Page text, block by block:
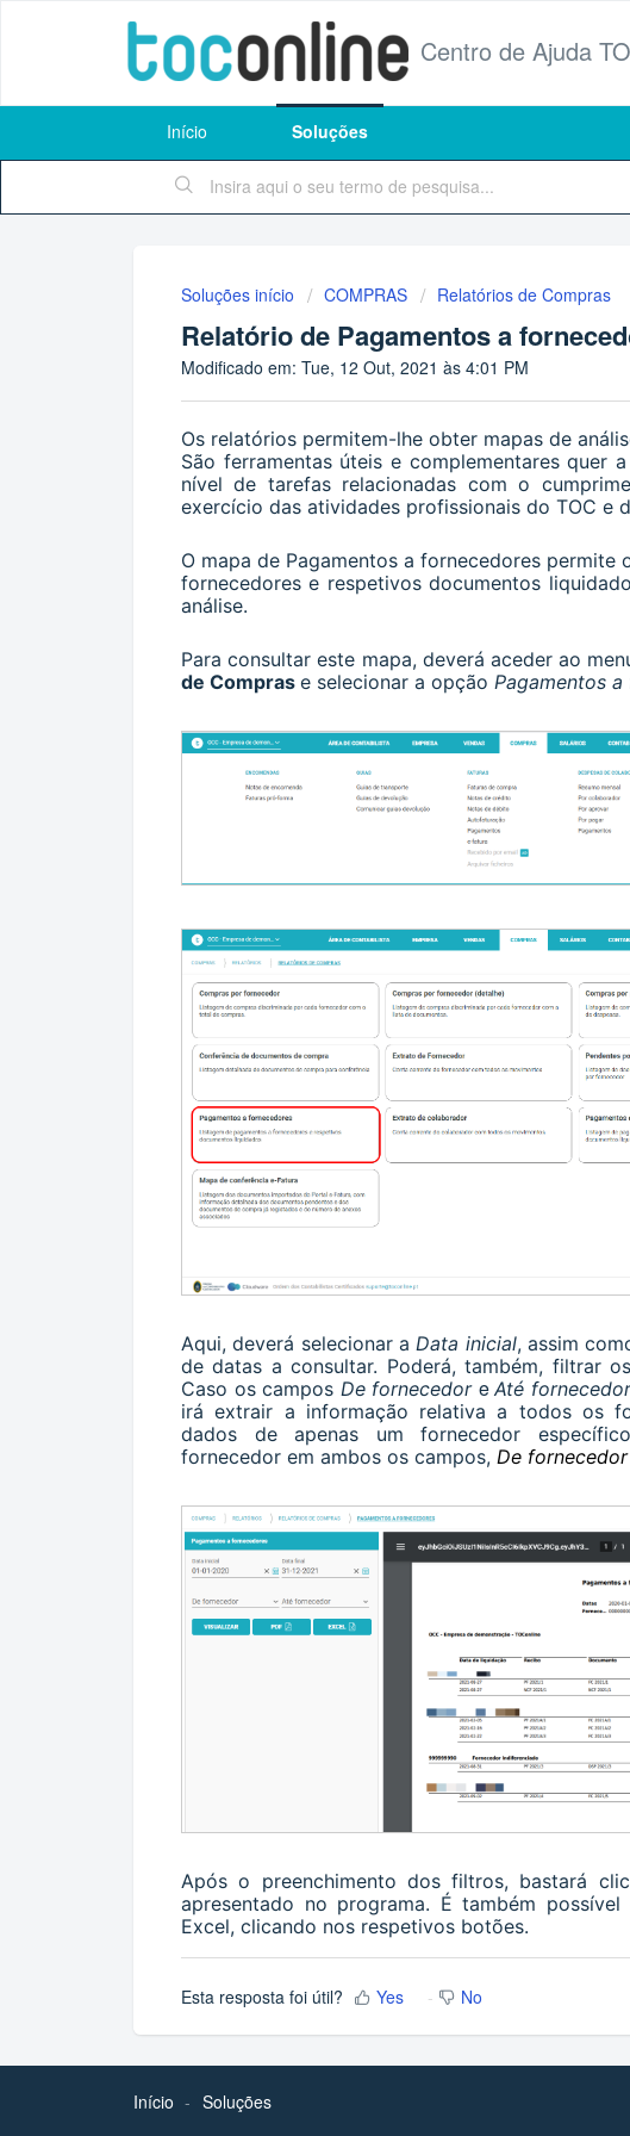
Centro de Ajuda
Início Soluções
Soluções início COMPRAS Relatórios de Compras
Relatório de Pagamentos a
Modificado em: Tue, 12 Out, 2021 às 4:01 PM
Os relatórios permitem-lhe obter mapas de
São ferramentas úteis e complementares quer
nível de tarefas relacionadas com o
exercício das atividades profissionais do TOC e
O mapa de Pagamentos a fornecedores permite
fornecedores e respetivos documentos
análise.
Para consultar este mapa, deverá aceder ao
de Compras e selecionar a opção Pagamentos
Aqui, deverá selecionar aData inicial, assim
de datas a consultar. Poderá, também, filtrar
Caso os campos De fornecedor e Até fornecedor
irá extrair a informação relativa a todos os
dados de apenas um fornecedor
fornecedor em ambos os campos, De fornecedor
Após o preenchimento dos filtros, bastará
apresentado no programa. É também
Excel, clicando nos respetivos botões.
Esta resposta foi útil? Yes No
Início Soluções